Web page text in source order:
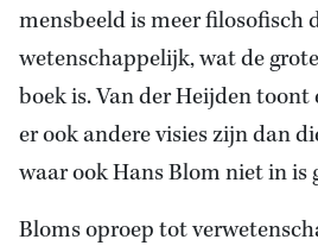
mensbeeld is meer filosofisch
wetenschappelijk, wat de
boek is. Van der Heijden
er ook andere visies zijn dan
waar ook Hans Blom niet in is
Bloms oproep tot